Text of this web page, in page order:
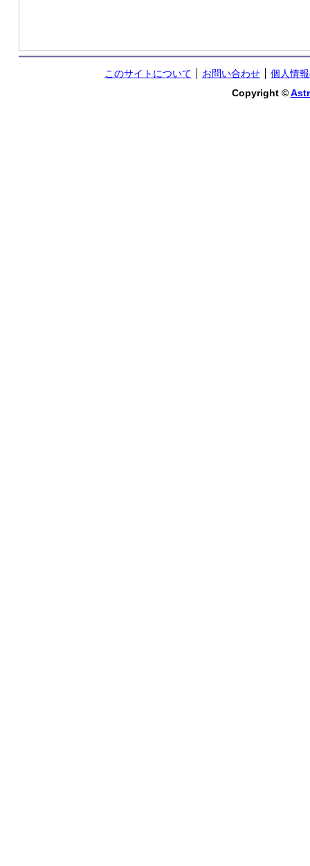
このサイトについて お問い合わせ
個人情
Copyright ©